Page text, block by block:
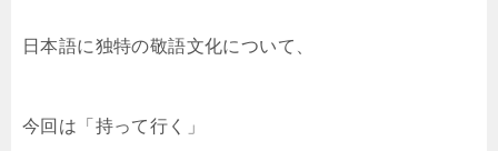
b
o
a et
Li
日本語に独特の敬語文化について、
今回は「持って行く」